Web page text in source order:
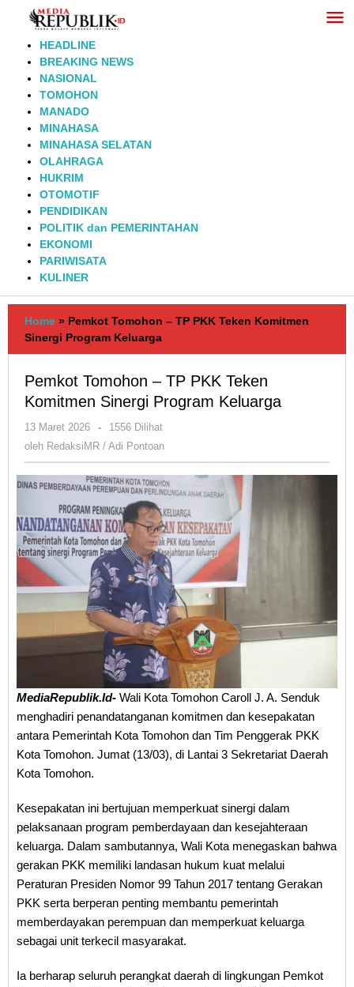
Lewati
HEADLINE
BREAKING NEWS
NASIONAL
TOMOHON
MANADO
MINAHASA
MINAHASA SELATAN
OLAHRAGA
HUKRIM
OTOMOTIF
PENDIDIKAN
POLITIK dan PEMERINTAHAN
EKONOMI
PARIWISATA
KULINER
Home » Pemkot Tomohon – TP PKK Teken Komitmen
Sinergi Program Keluarga
Pemkot Tomohon – TP PKK Teken
Komitmen Sinergi Program Keluarga
13 Maret 2026
oleh
RedaksiMR
Pontoan
-
1556 Dilihat
oleh RedaksiMR / Adi Pontoan
MediaRepublik.Id- Wali Kota Tomohon Caroll J. A. Senduk
menghadiri penandatanganan komitmen dan kesepakatan
antara Pemerintah Kota Tomohon dan Tim Penggerak PKK
Kota Tomohon. Jumat (13/03), di Lantai 3 Sekretariat Daerah
Kota Tomohon.
Kesepakatan ini bertujuan memperkuat sinergi dalam
pelaksanaan program pemberdayaan dan kesejahteraan
keluarga. Dalam sambutannya, Wali Kota menegaskan bahwa
gerakan PKK memiliki landasan hukum kuat melalui
Peraturan Presiden Nomor 99 Tahun 2017 tentang Gerakan
PKK serta berperan penting membantu pemerintah
memberdayakan perempuan dan memperkuat keluarga
sebagai unit terkecil masyarakat.
Ia berharap seluruh perangkat daerah di lingkungan Pemkot